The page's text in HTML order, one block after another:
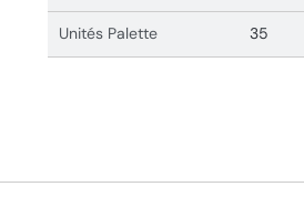
Unités Palette 35